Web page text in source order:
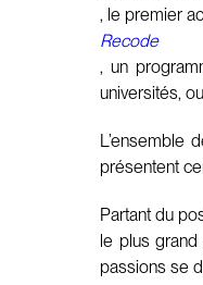
, le premier
Recode
, un
universités,
L’ensemble
présentent
Partant du
le plus
passions se